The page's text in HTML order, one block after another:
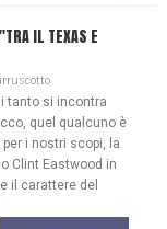
IL TEXAS E
tanto si incontra
quel qualcuno è
i nostri scopi, la
Clint Eastwood in
il carattere del